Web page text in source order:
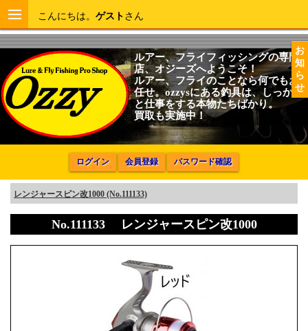
お
知
ら
せ
こんにちは。 ゲスト さん
ルアー、フライフィッシングの専門
店、オジーズへようこそ！
ルアー、フライのことなら何でもお
任せ。ozzysにある釣具は、しっかり
と仕事をする本物たちばかり。
買取も実施中！
ログイン 会員登録 パスワード確認
レンジャースピン改1000 (No.111133)
No.111133 レンジャースピン改1000